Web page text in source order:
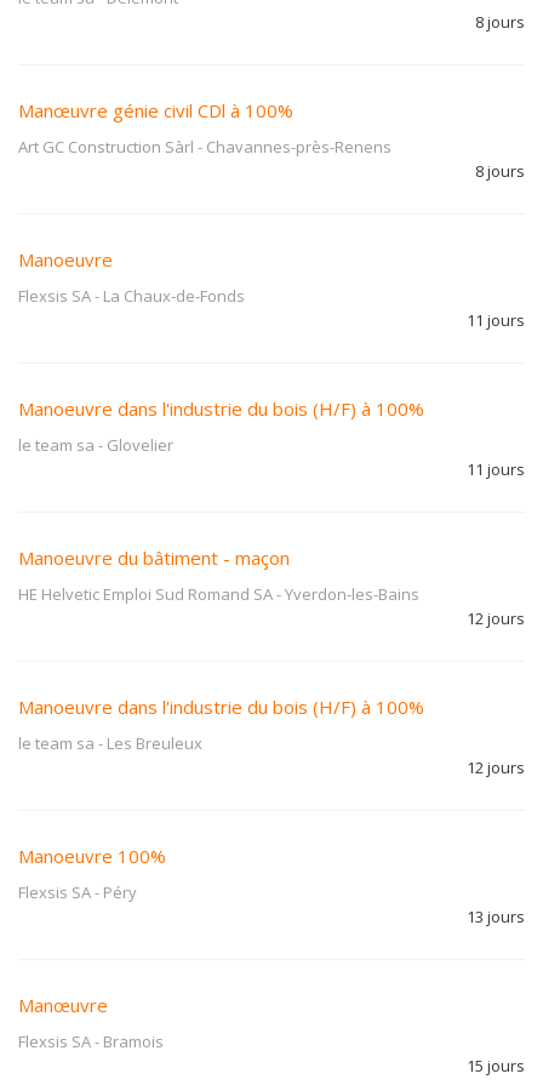
8 jours
Manœuvre génie civil CDl à 100%
Art GC Construction Sàrl - Chavannes-près-Renens
8 jours
Manoeuvre
Flexsis SA- La Chaux-de-Fonds
11 jours
Manoeuvre dans l'industrie du bois (H/F) à 100%
le team sa - Glovelier
11 jours
Manoeuvre du bâtiment - maçon
HE Helvetic Emploi Sud Romand SA-Yverdon-les-Bains
12 jours
Manoeuvre dans l'industrie du bois (H/F) à 100%
le team sa - Les Breuleux
12 jours
Manoeuvre 100%
Flexsis SA- Péry
13 jours
Manœuvre
Flexsis SA- Bramois
15 jours